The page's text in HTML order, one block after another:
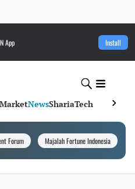
App Install
MarketNewsShariaTech
Forum Majalah Fortune Indonesia